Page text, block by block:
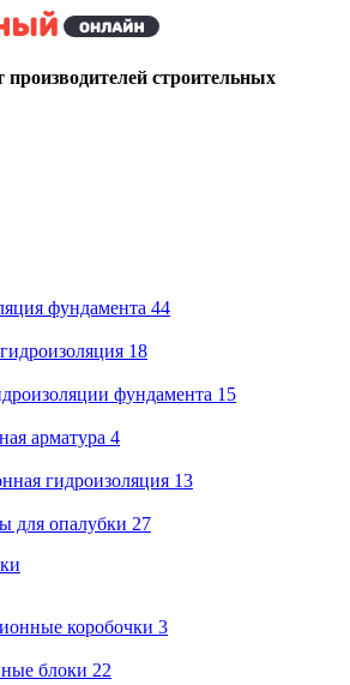
строительных
фундамента 44
18
фундамента 15
арматура 4
гидроизоляция 13
для опалубки 27
коробочки 3
блоки 22